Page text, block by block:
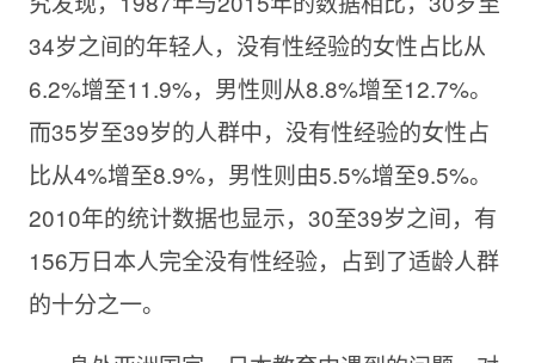
34岁之间的年轻人，没有性经验的女性占比从
6.2%增至11.9%，男性则从8.8%增至12.7%。
而35岁至39岁的人群中，没有性经验的女性占
比从4%增至8.9%，男性则由5.5%增至9.5%。
2010年的统计数据也显示，30至39岁之间，有
156万日本人完全没有性经验，占到了适龄人群
的十分之一。